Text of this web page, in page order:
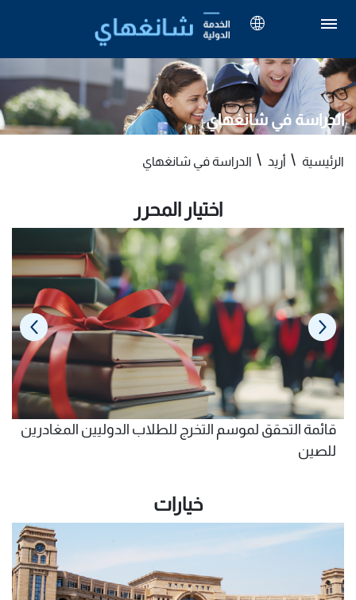
الدراسة في شانغهاي
الرئيسية أريد الدراسة في شانغهاي
اختيار المحرر
قائمة التحقق لموسم التخرج للطلاب الدوليين المغادرين
للصين
خيارات